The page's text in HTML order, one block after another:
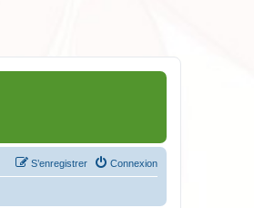
Connexion
S’enregistrer